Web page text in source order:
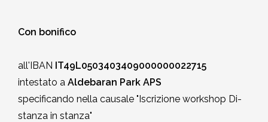
Con bonifico
all'IBAN IT49L0503403409000000022715
intestato a Aldebaran Park APS
specificando nella causale "Iscrizione workshop Di-
stanza in stanza"